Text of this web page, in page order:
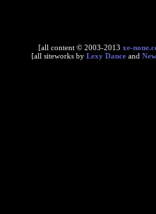
[all content © 2003-2013 xe-
[all siteworks by Lexy Dance and